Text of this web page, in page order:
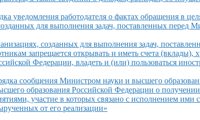
уведомления работодателя о фактах обращения в
для выполнения задач, поставленных перед
созданных для выполнения задач,
запрещается открывать и иметь счета (вклады),
Федерации, владеть и (или) пользоваться
сообщения Министром науки и высшего
образования Российской Федерации о получении
участие в которых связано с исполнением ими
от его реализации»